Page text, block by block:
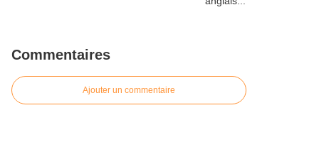
Commentaires
Ajouter un commentaire